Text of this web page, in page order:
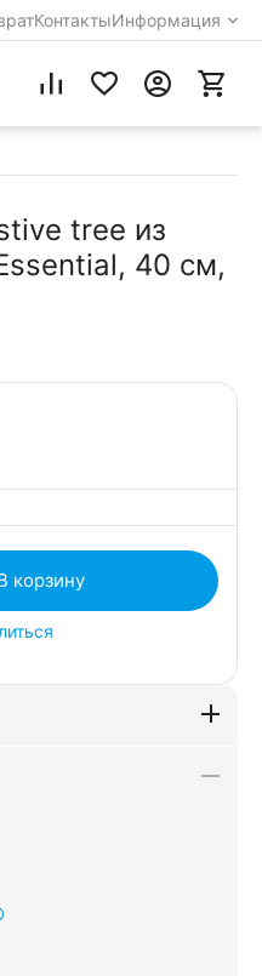
КонтактыИнформация
tree из
40 см,
корзину